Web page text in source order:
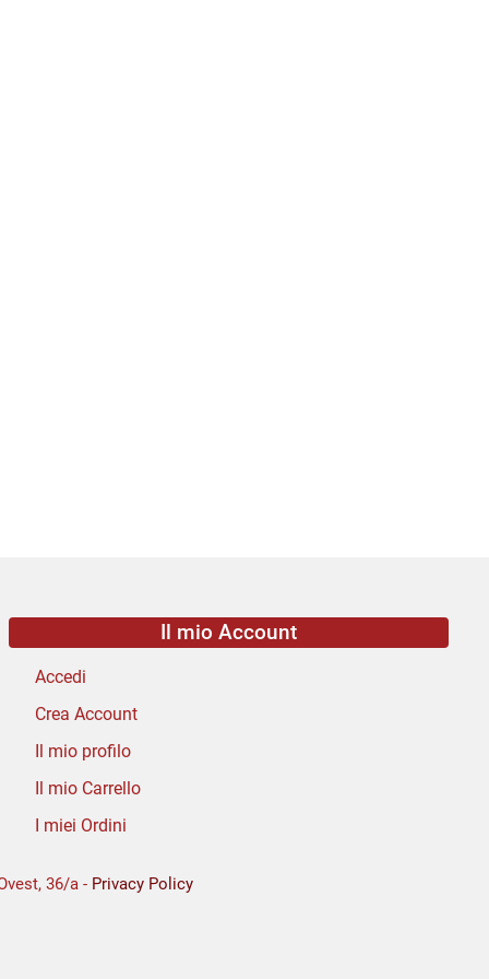
Il mio Account
Accedi
Crea Account
Il mio profilo
Il mio Carrello
I miei Ordini
36/a - Privacy Policy